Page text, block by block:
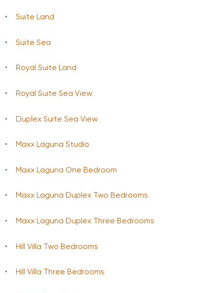
Suite Land
Suite Sea
Royal Suite Land
Royal Suite Sea View
Duplex Suite Sea View
Maxx Laguna Studio
Maxx Laguna One Bedroom
Maxx Laguna Duplex Two Bedrooms
Maxx Laguna Duplex Three Bedrooms
Hill Villa Two Bedrooms
Hill Villa Three Bedrooms